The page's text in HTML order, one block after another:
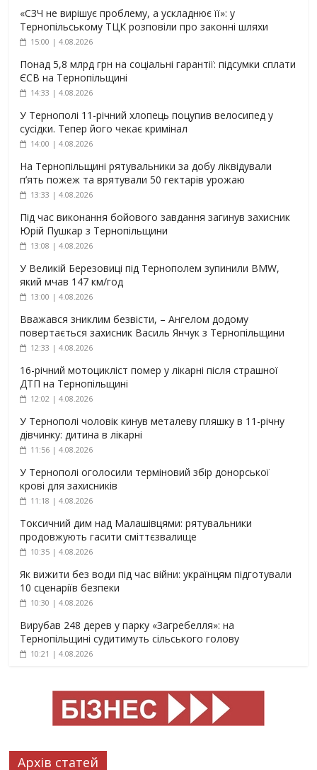
«СЗЧ не вирішує проблему, а ускладнює її»: у
Тернопільському ТЦК розповіли про законні шляхи
15:00 | 4.08.2026
Понад 5,8 млрд грн на соціальні гарантії: підсумки сплати
ЄСВ на Тернопільщині
14:33 | 4.08.2026
У Тернополі 11-річний хлопець поцупив велосипед у
сусідки. Тепер його чекає кримінал
14:00 | 4.08.2026
На Тернопільщині рятувальники за добу ліквідували
п’ять пожеж та врятували 50 гектарів урожаю
13:33 | 4.08.2026
Під час виконання бойового завдання загинув захисник
Юрій Пушкар з Тернопільщини
13:08 | 4.08.2026
У Великій Березовиці під Тернополем зупинили BMW,
який мчав 147 км/год
13:00 | 4.08.2026
Вважався зниклим безвісти, – Ангелом додому
повертається захисник Василь Янчук з Тернопільщини
12:33 | 4.08.2026
16-річний мотоцикліст помер у лікарні після страшної
ДТП на Тернопільщині
12:02 | 4.08.2026
У Тернополі чоловік кинув металеву пляшку в 11-річну
дівчинку: дитина в лікарні
11:56 | 4.08.2026
У Тернополі оголосили терміновий збір донорської
крові для захисників
11:18 | 4.08.2026
Токсичний дим над Малашівцями: рятувальники
продовжують гасити сміттєзвалище
10:35 | 4.08.2026
Як вижити без води під час війни: українцям підготували
10 сценаріїв безпеки
10:30 | 4.08.2026
Вирубав 248 дерев у парку «Загребелля»: на
Тернопільщині судитимуть сільського голову
10:21 | 4.08.2026
Архів статей